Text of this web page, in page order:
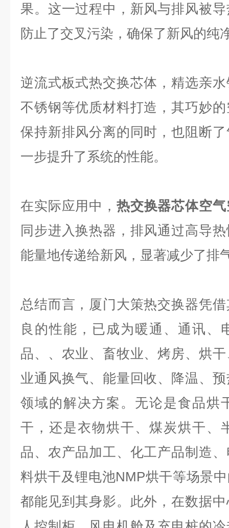
果。这一过程中，新风与排风被
防止了交叉污染，确保了新风的纯
逆流式板式热交换芯体，精选亲
不锈钢等优质材料打造，其巧妙
保持新排风分离的同时，也阻断
一步提升了系统的性能。
在实际应用中， 热交换器芯体空
同步进入换热器，排风通过高导
能量地传递给新风，显著减少了排
总结而言，厦门大策热交换器凭
良的性能，已成为暖通、通讯、
品、、农业、畜牧业、烤房、烘
业通风换气、能量回收、降温、
领域的解决方案。无论是食品烘
干，还是衣物烘干、煤炭烘干、
品、农产品加工、化工产品制造
料烘干及锂电池NMP烘干等场景
都能见到其身影。此外，在数据